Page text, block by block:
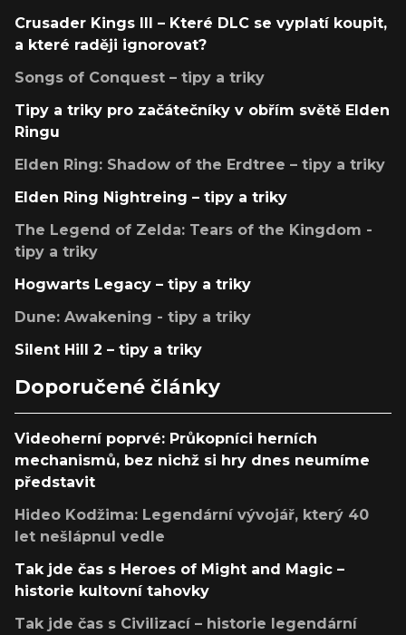
Crusader Kings III – Které DLC se vyplatí koupit,
a které raději ignorovat?
Songs of Conquest – tipy a triky
Tipy a triky pro začátečníky v obřím světě Elden
Ringu
Elden Ring: Shadow of the Erdtree – tipy a triky
Elden Ring Nightreing – tipy a triky
The Legend of Zelda: Tears of the Kingdom -
tipy a triky
Hogwarts Legacy – tipy a triky
Dune: Awakening - tipy a triky
Silent Hill 2 – tipy a triky
Doporučené články
Videoherní poprvé: Průkopníci herních
mechanismů, bez nichž si hry dnes neumíme
představit
Hideo Kodžima: Legendární vývojář, který 40
let nešlápnul vedle
Tak jde čas s Heroes of Might and Magic –
historie kultovní tahovky
Tak jde čas s Civilizací – historie legendární